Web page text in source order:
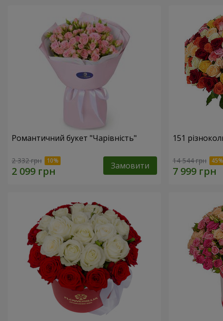
Романтичний букет "Чарівність"
2 332 грн Замовити
151
14 544 грн